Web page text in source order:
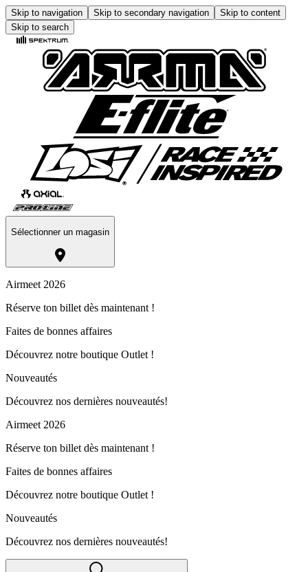
Skip to navigation Skip to secondary navigation
Skip to content
Skip to search
Sélectionner un magasin
Airmeet 2026
Réserve ton billet dès maintenant !
Faites de bonnes affaires
Découvrez notre boutique Outlet !
Nouveautés
Découvrez nos dernières nouveautés!
Airmeet 2026
Réserve ton billet dès maintenant !
Faites de bonnes affaires
Découvrez notre boutique Outlet !
Nouveautés
Découvrez nos dernières nouveautés!